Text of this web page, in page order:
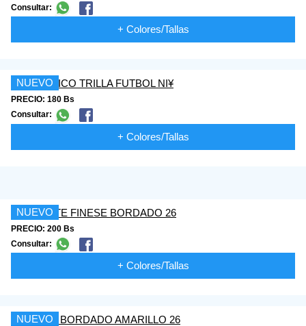
Consultar:
+ Colores/Tallas
NUEVO
PRECIO: 180 Bs
Consultar:
+ Colores/Tallas
NUEVO
PRECIO: 200 Bs
Consultar:
+ Colores/Tallas
NUEVO